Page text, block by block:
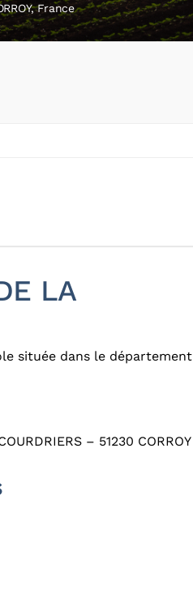
France
LA
située dans le département
– 51230 CORROY